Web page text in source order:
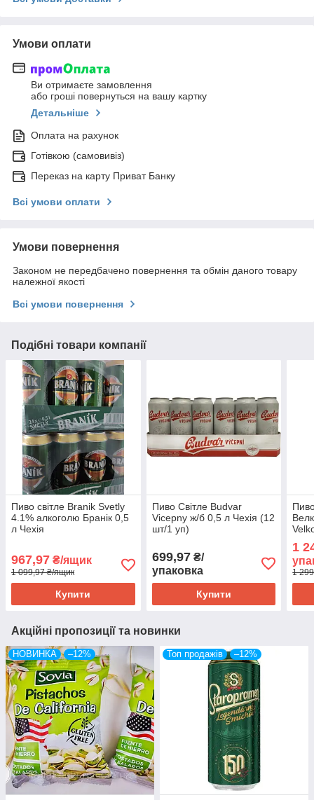
Умови оплати
Ви отримаєте замовлення
або гроші повернуться на вашу картку
Детальніше
Оплата на рахунок
Готівкою (самовивіз)
Переказ на карту Приват Банку
Всі умови оплати
Умови повернення
Законом не передбачено повернення та обмін даного товару
належної якості
Всі умови повернення
Подібні товари компанії
Пиво світле Branik Svetly
4.1% алкоголю Бранік 0,5
л Чехія
967,97 ₴/ящик
1 099,97 ₴/ящик
Купити
Пиво Світле Budvar
Vicepny ж/б 0,5 л Чехія (12
шт/1 уп)
699,97₴/
упаковка
Купити
1
1
Акційні пропозиції та новинки
НОВИНКА –12% Топ продажів –12%